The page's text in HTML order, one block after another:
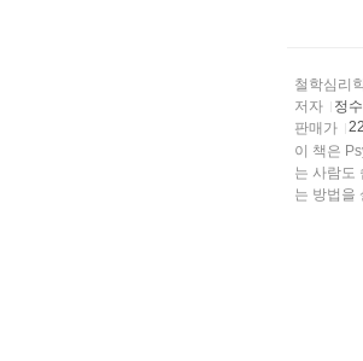
철학심리
저자
정
판매가
이 책은
는 사람도
는 방법을